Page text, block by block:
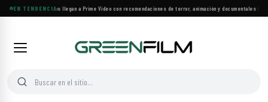
EN TENDENCIA
Más de 160 estrenos llegan a Prime Video con recomendaciones de terror, animación y documentales·Las